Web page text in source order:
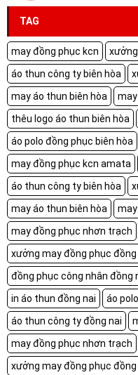
TAG
may đồng phục kcn
áo thun công ty biên hòa
may áo thun biên hòa
thêu logo áo thun biên hòa
áo polo đồng phục biên hòa
may đồng phục kcn amata
áo thun công ty biên hòa
may áo thun biên hòa
may đồng phục nhơn trạch
xưởng may đồng phục đồng
đồng phục công nhân đồng
in áo thun đồng nai
áo
áo thun công ty đồng nai
may đồng phục nhơn trạch
xưởng may đồng phục đồng